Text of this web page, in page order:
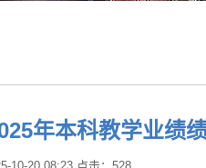
年本科教学业绩